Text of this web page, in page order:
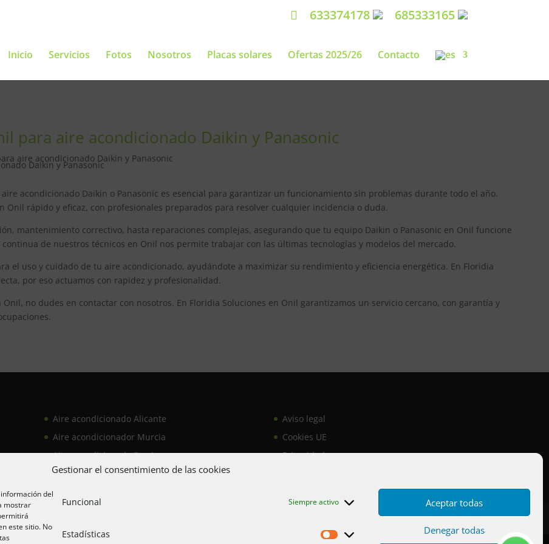
Gestionar el consentimiento de las cookies
del
mostrar
este sitio. No
Funcional Siempre activo
Estadísticas
Estadísticas
Aceptar todas
Denegar todas
633374178 685333165
Inicio Servicios Fotos Nosotros Placas solares Ofertas 2025/26 Contacto
para aire acondicionado Daikin y Panasonic
aire acondicionado Daikin y Panasonic
acondicionado Daikin o Panasonic es esencial para garantizar un funcionamiento sin problemas durante todo el año.
Onil rápido y eficaz, con profesionales preparados para resolver cualquier incidencia o duda.
mantenimiento correctivo, hasta reparaciones complejas, asegurando que tu equipo Daikin o Panasonic en Onil funcione
de nuestros técnicos en Onil nos permite trabajar con las últimas tecnologías y modelos del mercado.
el uso y cuidado de tu aire acondicionado, ayudándote a maximizar su rendimiento y eficiencia energética. En Floridia
por eso actuamos con rapidez y profesionalidad.
no dudes en contactar con nosotros. En Floridia Soluciones en Onil garantizamos un servicio cercano, con garantía y
Aire acondicionado Alicante
Aire acondicionador Murcia
Aire acondicionado San Juan
Aviso legal
Cookies UE
Privacidad
solares